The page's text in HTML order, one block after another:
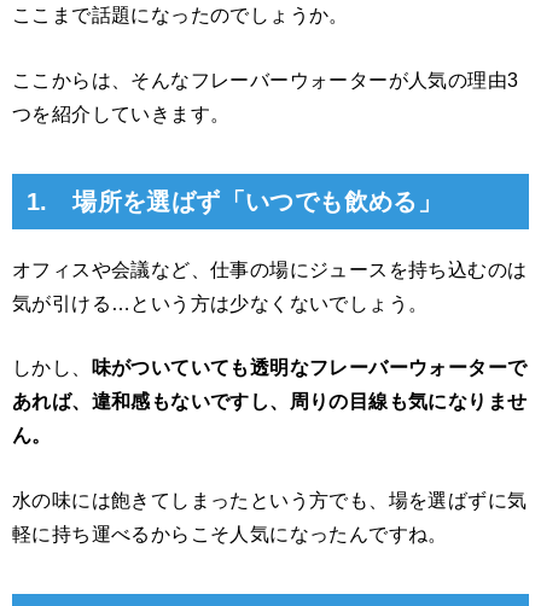
ここまで話題になったのでしょうか。
ここからは、そんなフレーバーウォーターが人気の理由3
つを紹介していきます。
1. 場所を選ばず「いつでも飲める」
オフィスや会議など、仕事の場にジュースを持ち込むのは
気が引ける…という方は少なくないでしょう。
しかし、
味がついていても透明なフレーバーウォーターで
あれば、違和感もないですし、周りの目線も気になりませ
ん。
水の味には飽きてしまったという方でも、場を選ばずに気
軽に持ち運べるからこそ人気になったんですね。